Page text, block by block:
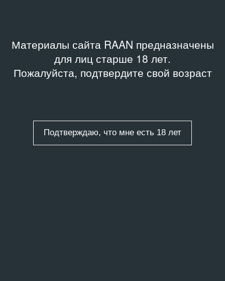
Материалы сайта RAAN предназначены
для лиц старше 18 лет.
Пожалуйста, подтвердите свой возраст
Подтверждаю, что мне есть 18 лет